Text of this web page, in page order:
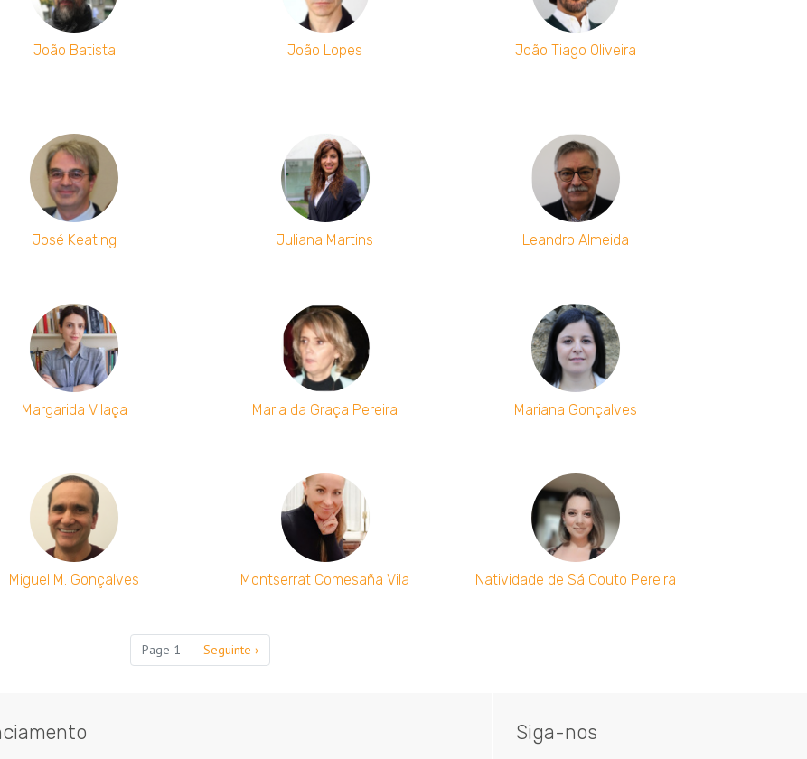
João Batista João Lopes João Tiago Oliveira
José Keating Juliana Martins Leandro Almeida
Margarida Vilaça Maria da Graça Pereira Mariana Gonçalves
Miguel M. Gonçalves Montserrat Comesaña Vila Natividade de Sá Couto Pereira
Page 1
Próxima
página
Seguinte ›
Siga-nos